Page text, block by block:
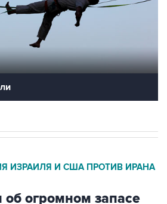
огромном запасе
США